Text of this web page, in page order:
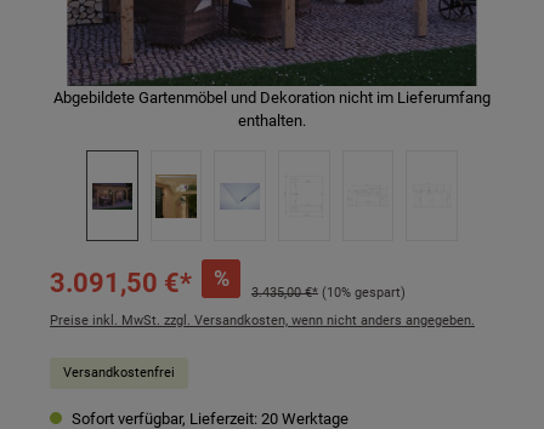
Abgebildete Gartenmöbel und Dekoration nicht im Lieferumfang
enthalten.
3.091,50 €* %
3.435,00 €* (10% gespart)
Preise inkl. MwSt. zzgl. Versandkosten, wenn nicht anders angegeben.
Versandkostenfrei
Sofort verfügbar, Lieferzeit: 20 Werktage